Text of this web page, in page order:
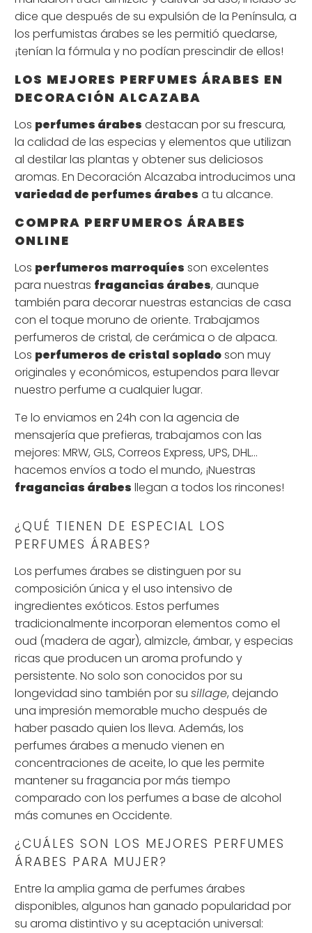
dice que después de su expulsión de la Península, a
los perfumistas árabes se les permitió quedarse,
¡tenían la fórmula y no podían prescindir de ellos!
LOS MEJORES PERFUMES ÁRABES EN
DECORACIÓN ALCAZABA
Los perfumes árabes destacan por su frescura,
la calidad de las especias y elementos que utilizan
al destilar las plantas y obtener sus deliciosos
aromas. En Decoración Alcazaba introducimos una
variedad de perfumes árabes a tu alcance.
COMPRA PERFUMEROS ÁRABES
ONLINE
Los perfumeros marroquíes son excelentes
para nuestras fragancias árabes, aunque
también para decorar nuestras estancias de casa
con el toque moruno de oriente. Trabajamos
perfumeros de cristal, de cerámica o de alpaca.
Los perfumeros de cristalsopladoson muy
originales y económicos, estupendos para llevar
nuestro perfume a cualquier lugar.
Te lo enviamos en 24h con la agencia de
mensajería que prefieras, trabajamos con las
mejores: MRW, GLS, Correos Express, UPS, DHL...
hacemos envíos a todo el mundo, ¡Nuestras
fragancias árabes llegan a todos los rincones!
¿QUÉ TIENEN DE ESPECIAL LOS
PERFUMES ÁRABES?
Los perfumes árabes se distinguen por su
composición única y el uso intensivo de
ingredientes exóticos. Estos perfumes
tradicionalmente incorporan elementos como el
oud (madera de agar), almizcle, ámbar, y especias
ricas que producen un aroma profundo y
persistente. No solo son conocidos por su
longevidad sino también por susillage, dejando
una impresión memorable mucho después de
haber pasado quien los lleva. Además, los
perfumes árabes a menudo vienen en
concentraciones de aceite, lo que les permite
mantener su fragancia por más tiempo
comparado con los perfumes a base de alcohol
más comunes en Occidente.
¿CUÁLES SON LOS MEJORES PERFUMES
ÁRABES PARA MUJER?
Entre la amplia gama de perfumes árabes
disponibles, algunos han ganado popularidad por
su aroma distintivo y su aceptación universal: